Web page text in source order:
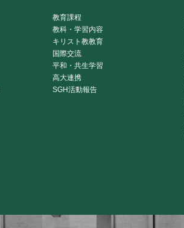
教育課程
教科・学習内容
キリスト教教育
国際交流
平和・共生学習
高大連携
SGH活動報告